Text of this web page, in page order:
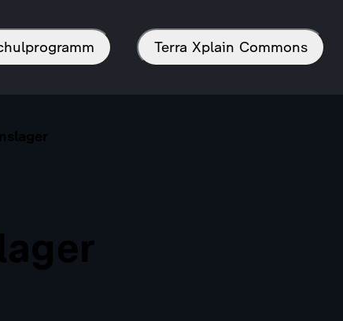
Terra Xplain Commons